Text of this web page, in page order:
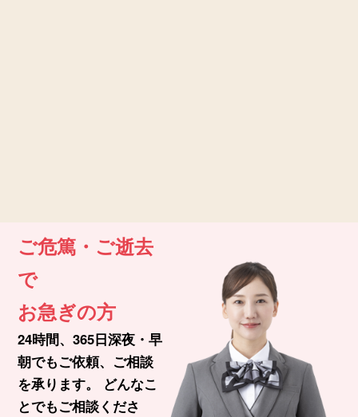
ご危篤・ご逝去
で
お急ぎの方
24時間、365日深夜・早
朝でもご依頼、ご相談
を承ります。
どんなこ
とでもご相談くださ